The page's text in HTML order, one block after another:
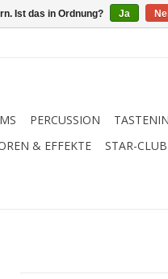
PERCUSSION
& EFFEKTE STAR-
Ist das in Ordnung? Ja